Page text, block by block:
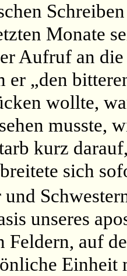
Monate
Aufruf an
er „den
wollte,
musste,
kurz
sich
unseres
Feldern, auf
Einheit